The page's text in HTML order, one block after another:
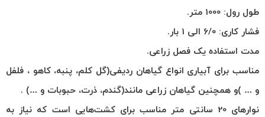
طول رول: 1000
متر.
فشار کاری: 6/0 الی 1 بار.
مدت استفاده یک فصل زراعی.
مناسب برای آبیاری انواع گیاهان ردیفی(گل کلم، پنبه، کاهو ، فلفل
و …
)و همچنین گیاهان زراعی مانند(گندم، ذرت، حبوبات و …)
.
نوار‌های 20
سانتی متر مناسب برای کشت‌هایی است که نیاز به